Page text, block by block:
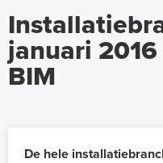
januari
BIM
De hele